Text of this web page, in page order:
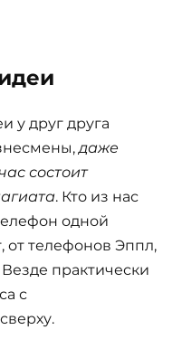
у друг друга
даже
состоит
. Кто из нас
одной
телефонов Эппл,
практически
с